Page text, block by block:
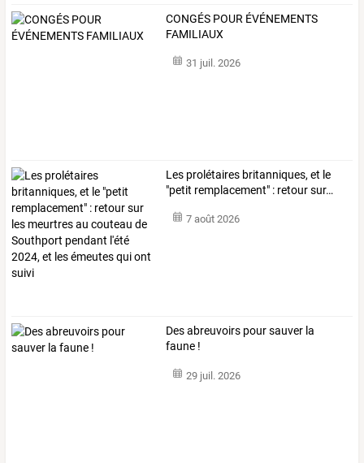
CONGÉS POUR ÉVÉNEMENTS
FAMILIAUX
31 juil. 2026
Les prolétaires britanniques, et le
"petit remplacement" : retoursur…
7 août 2026
Des abreuvoirs pour sauver la
faune !
29 juil. 2026